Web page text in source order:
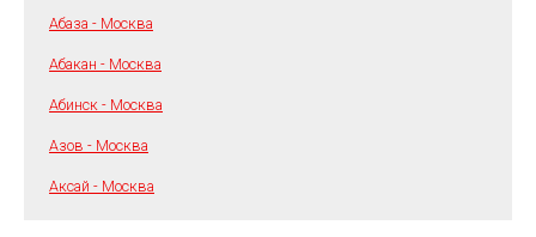
Абаза - Москва
Абакан - Москва
Абинск - Москва
Азов - Москва
Аксай - Москва